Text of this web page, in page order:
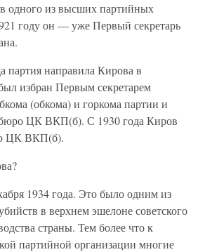
одного из высших партийных
году он — уже Первый секретарь
партия направила Кирова в
избран Первым секретарем
(обкома) и горкома партии и
ЦК ВКП(б). С 1930 года Киров
ЦК ВКП(б).
1934 года. Это было одним из
в верхнем эшелоне советского
страны. Тем более что к
партийной организации многие